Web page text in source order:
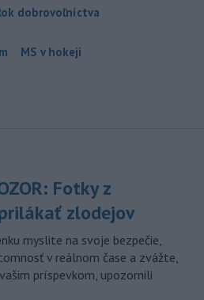
dobrovoľníctva
MS v hokeji
Fotky z
zlodejov
myslite na svoje bezpečie,
v reálnom čase a zvážte,
príspevkom, upozornili